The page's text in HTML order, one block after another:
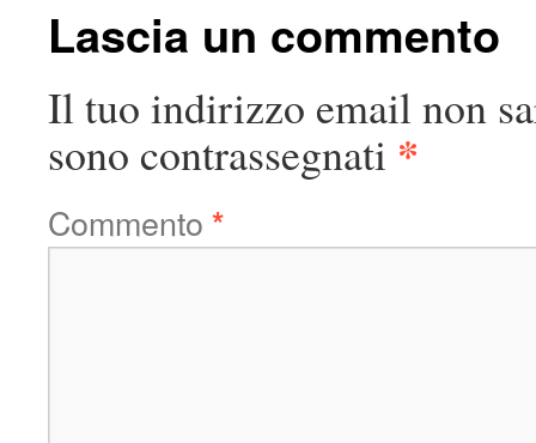
Lascia un commento
Il tuo indirizzo email non
sono contrassegnati *
Commento *